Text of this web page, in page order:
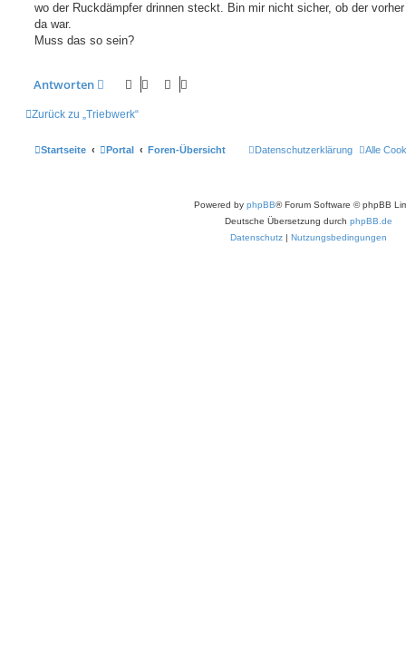
wo der Ruckdämpfer drinnen steckt. Bin mir nicht sicher, ob der
da war.
Muss das so sein?
Antworten
Zurück zu „Triebwerk“
Startseite Portal Foren-Übersicht Alle
Datenschutzerklärung
Powered by phpBB® Forum Software © phpBB
Deutsche Übersetzung durch phpBB.de
Datenschutz | Nutzungsbedingungen